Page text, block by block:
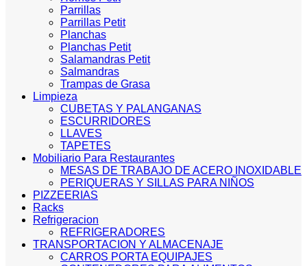
Parrillas
Parrillas Petit
Planchas
Planchas Petit
Salamandras Petit
Salmandras
Trampas de Grasa
Limpieza
CUBETAS Y PALANGANAS
ESCURRIDORES
LLAVES
TAPETES
Mobiliario Para Restaurantes
MESAS DE TRABAJO DE ACERO INOXIDABLE
PERIQUERAS Y SILLAS PARA NIÑOS
PIZZEERIAS
Racks
Refrigeracion
REFRIGERADORES
TRANSPORTACION Y ALMACENAJE
CARROS PORTA EQUIPAJES